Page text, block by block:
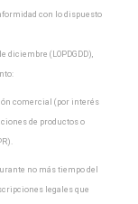
con lo dispuesto
diciembre (LOPDGDD),
comercial (por interés
de productos o
no más tiempo del
legales que